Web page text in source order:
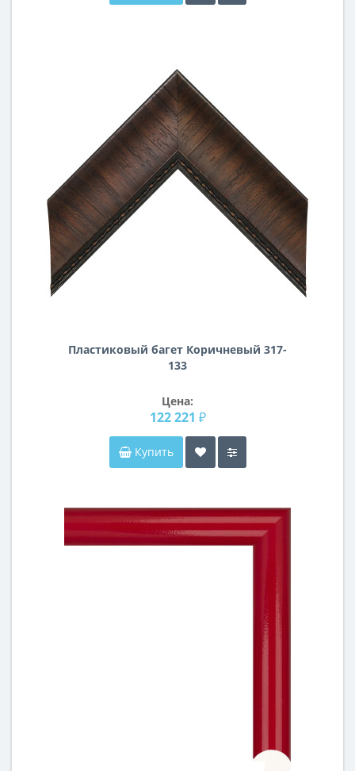
Пластиковый багет Коричневый 317-
133
Цена:
122 221 ₽
Купить